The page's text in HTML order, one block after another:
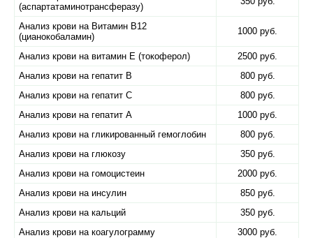
(аспартатаминотрансферазу)
Анализ крови на Витамин B12
(цианокобаламин)
1000 руб.
Анализ крови на витамин E (токоферол)
2500 руб.
Анализ крови на гепатит B
800 руб.
Анализ крови на гепатит C
800 руб.
Анализ крови на гепатит А
1000 руб.
Анализ крови на гликированный гемоглобин
800 руб.
Анализ крови на глюкозу
350 руб.
Анализ крови на гомоцистеин
2000 руб.
Анализ крови на инсулин
850 руб.
Анализ крови на кальций
350 руб.
Анализ крови на коагулограмму
3000 руб.